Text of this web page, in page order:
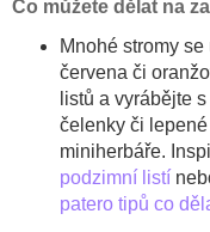
Co můžete dělat na
Mnohé stromy
červena či
listů a vyrábějte
čelenky či
miniherbáře.
podzimní listí
patero tipů co